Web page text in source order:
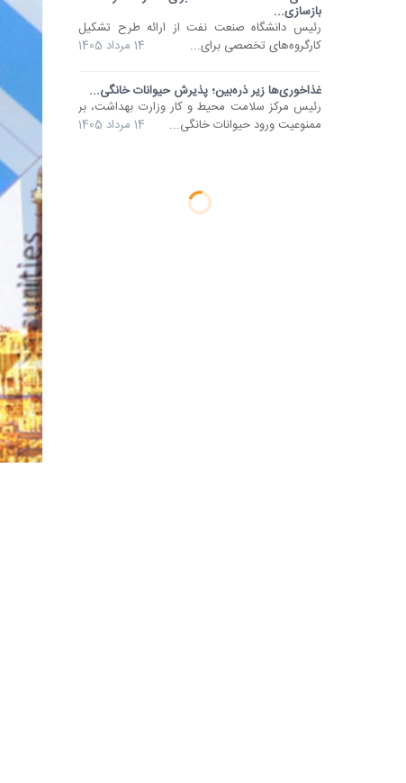
بازسازی...
رئیس دانشگاه صنعت نفت از ارائه طرح تشکیل
کارگروه‌های تخصصی برای...
14 مرداد 1405
غذاخوری‌ها زیر ذره‌بین؛ پذیرش حیوانات خانگی...
رئیس مرکز سلامت محیط و کار وزارت بهداشت، بر
ممنوعیت ورود حیوانات خانگی...
14 مرداد 1405